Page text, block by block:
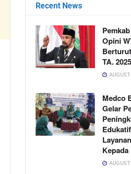
Recent News
Opini
TA. 2025
Medco
Gelar